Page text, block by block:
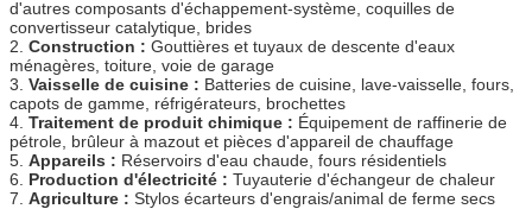
d'autres composants d'échappement-système, coquilles de
convertisseur catalytique, brides
2. Construction : Gouttières et tuyaux de descente d'eaux
ménagères, toiture, voie de garage
3. Vaisselle de cuisine : Batteries de cuisine, lave-vaisselle, fours,
capots de gamme, réfrigérateurs, brochettes
4. Traitement de produit chimique : Équipement de raffinerie de
pétrole, brûleur à mazout et pièces d'appareil de chauffage
5. Appareils : Réservoirs d'eau chaude, fours résidentiels
6. Production d'électricité : Tuyauterie d'échangeur de chaleur
7. Agriculture : Stylos écarteurs d'engrais/animal de ferme secs